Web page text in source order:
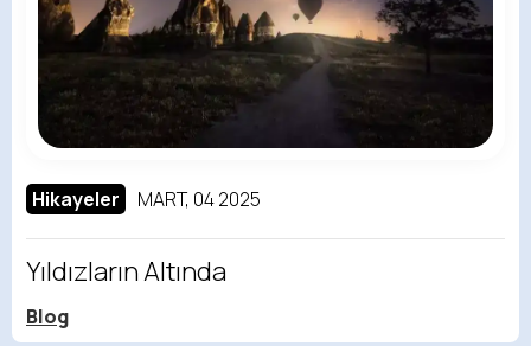
Hikayeler MART, 04 2025
Yıldızların Altında
Blog